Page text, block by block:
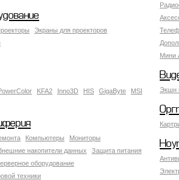
Мини
Экраны для проекторов
Экшн
KFA2 Inno3D HIS GigaByte
MSI
Компьютеры
Мониторы
накопители данных
Защита питания
оборудование
техники